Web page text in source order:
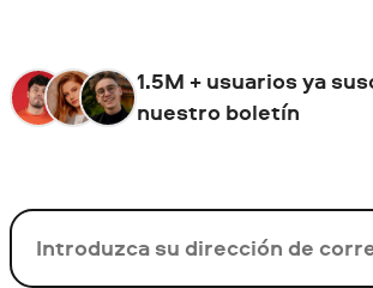
1.5M + usuarios ya
nuestro boletín
Su correo electrónico